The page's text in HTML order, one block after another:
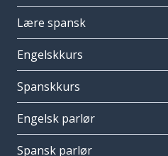
Lære spansk
Engelskkurs
Spanskkurs
Engelsk parlør
Spansk parlør